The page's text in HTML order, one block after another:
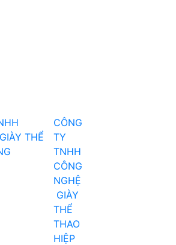
CÔNG
TY
TNHH
CÔNG
NGHỆ
GIÀY
THỂ
THAO
HIỆP